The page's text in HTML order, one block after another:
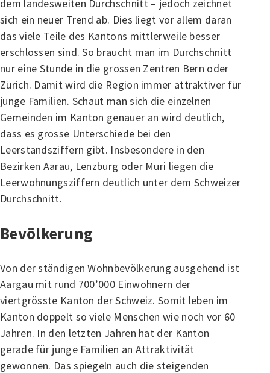
dem landesweiten Durchschnitt – jedoch zeichnet
sich ein neuer Trend ab. Dies liegt vor allem daran
das viele Teile des Kantons mittlerweile besser
erschlossen sind. So braucht man im Durchschnitt
nur eine Stunde in die grossen Zentren Bern oder
Zürich. Damit wird die Region immer attraktiver für
junge Familien. Schaut man sich die einzelnen
Gemeinden im Kanton genauer an wird deutlich,
dass es grosse Unterschiede bei den
Leerstandsziffern gibt. Insbesondere in den
Bezirken Aarau, Lenzburg oder Muri liegen die
Leerwohnungsziffern deutlich unter dem Schweizer
Durchschnitt.
Bevölkerung
Von der ständigen Wohnbevölkerung ausgehend ist
Aargau mit rund 700’000 Einwohnern der
viertgrösste Kanton der Schweiz. Somit leben im
Kanton doppelt so viele Menschen wie noch vor 60
Jahren. In den letzten Jahren hat der Kanton
gerade für junge Familien an Attraktivität
gewonnen. Das spiegeln auch die steigenden